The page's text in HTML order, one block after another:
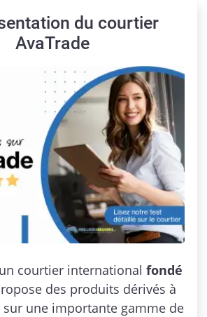
du courtier
AvaTrade
courtier international fondé
des produits dérivés à
une importante gamme de